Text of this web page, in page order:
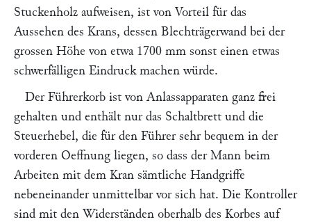
Stuckenholz aufweisen, ist von Vorteil für das
Aussehen des Krans, dessen Blechträgerwand bei der
grossen Höhe von etwa 1700 mm sonst einen etwas
schwerfälligen Eindruck machen würde.
Der Führerkorb ist von Anlassapparaten ganz frei
gehalten und enthält nur das Schaltbrett und die
Steuerhebel, die für den Führer sehr bequem in der
vorderen Oeffnung liegen, so dass der Mann beim
Arbeiten mit dem Kran sämtliche Handgriffe
nebeneinander unmittelbar vor sich hat. Die Kontroller
sind mit den Widerständen oberhalb des Korbes auf